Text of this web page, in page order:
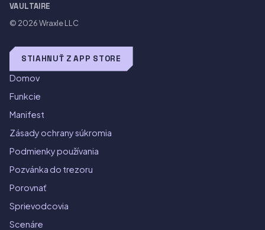
VAULTAIRE
© 2026Wraxle LLC
STIAHNUŤ Z APP STORE
Domov
Funkcie
Manifest
Zásady ochrany súkromia
Podmienky používania
Pozvánka do trezoru
Porovnať
Sprievodcovia
Scenáre